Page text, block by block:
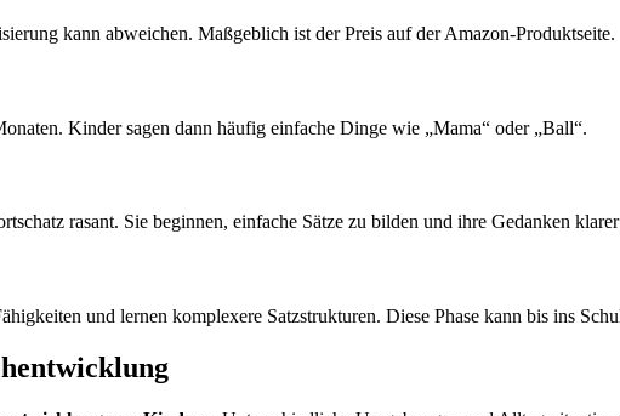
kann abweichen. Maßgeblich ist der Preis auf der Amazon-Produktseite.
Kinder sagen dann häufig einfache Dinge wie „Mama“ oder „Ball“.
rasant. Sie beginnen, einfache Sätze zu bilden und ihre Gedanken
und lernen komplexere Satzstrukturen. Diese Phase kann bis ins